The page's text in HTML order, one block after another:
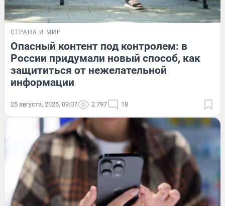
СТРАНА И МИР
Опасный контент под контролем: в
России придумали новый способ, как
защититься от нежелательной
информации
25 августа, 2025, 09:07 2 797 18